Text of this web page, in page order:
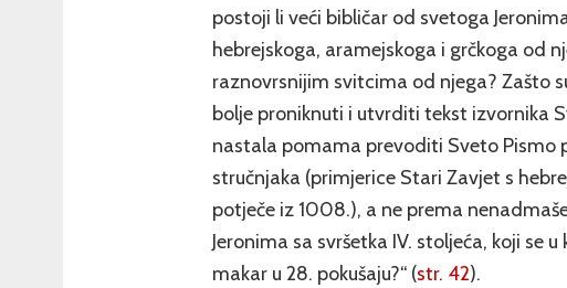
postoji li veći bibličar od svetoga
hebrejskoga, aramejskoga i grčkoga od
raznovrsnijim svitcima od njega? Zašto
bolje proniknuti i utvrditi tekst izvornika
nastala pomama prevoditi Sveto Pismo
stručnjaka (primjerice Stari Zavjet s
potječe iz 1008.), a ne prema
Jeronima sa svršetka IV. stoljeća, koji se
makar u 28. pokušaju?“ (str. 42).